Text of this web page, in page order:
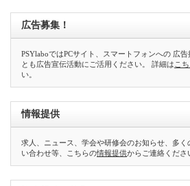
広告募集！
PSYlaboではPCサイト、スマートフォンへの 広
とも広告宣伝活動にご活用ください。 詳細は こ
い。
情報提供
求人、ニュース、学会や研修会のお知らせ、多
い合わせ等、こちらの情報提供からご連絡くださ